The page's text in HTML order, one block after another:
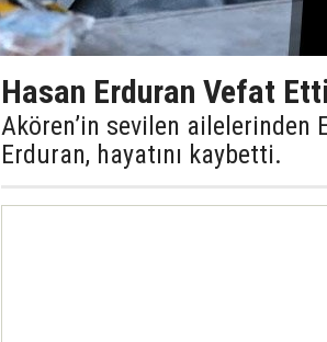
Hasan Erduran Vefat
Akören’in sevilen
Erduran, hayatını kaybetti.